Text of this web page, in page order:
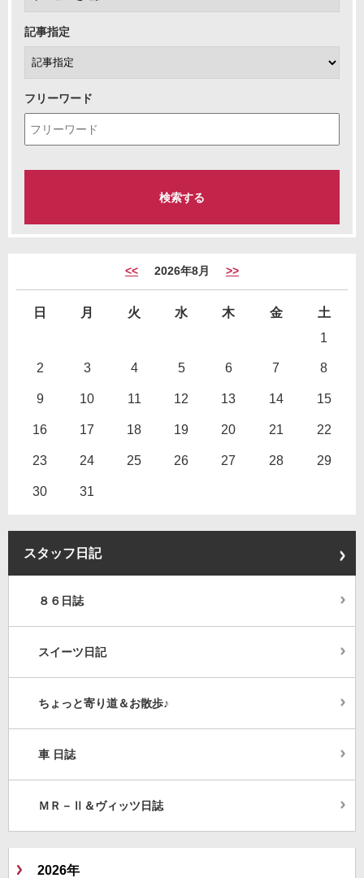
記事指定
フリーワード
<< 2026年8月 >>
日 月 火 水 木 金
土
1
2 3 4 5 6 7 8
9 10 11 12 13 14 15
16 17 18 19 20 21 22
23 24 25 26 27 28 29
30 31
スタッフ日記
８６日誌
スイーツ日記
ちょっと寄り道＆お散歩♪
車 日誌
ＭＲ－Ⅱ＆ヴィッツ日誌
2026年